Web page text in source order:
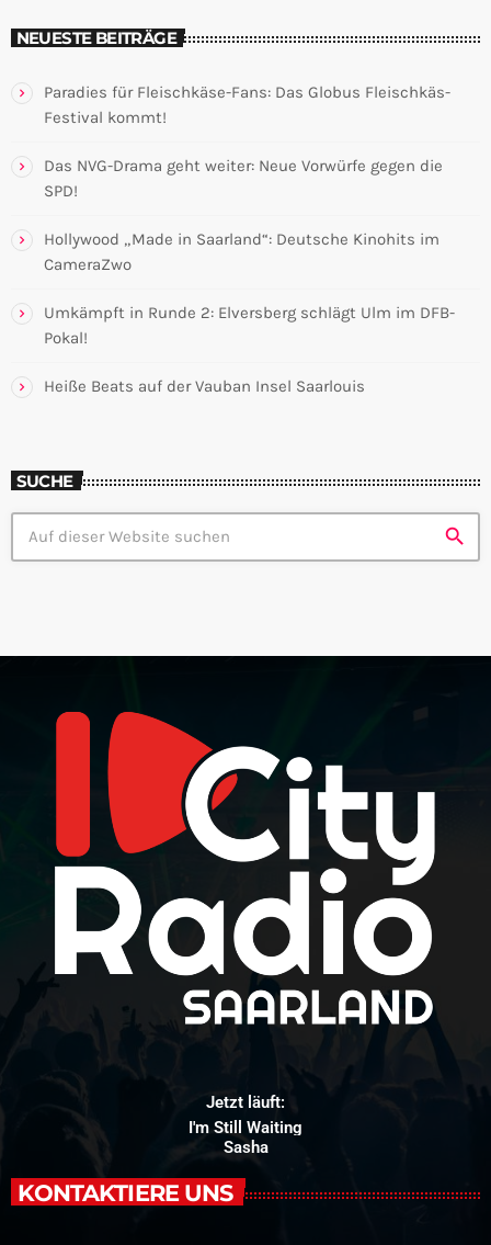
NEUESTE BEITRÄGE
Paradies für Fleischkäse-Fans: Das Globus Fleischkäs-
Festival kommt!
Das NVG-Drama geht weiter: Neue Vorwürfe gegen die
SPD!
Hollywood „Made in Saarland“: Deutsche Kinohits im
CameraZwo
Umkämpft in Runde 2: Elversberg schlägt Ulm im DFB-
Pokal!
Heiße Beats auf der Vauban Insel Saarlouis
SUCHE
search
Jetzt läuft:
I'm Still Waiting
Sasha
KONTAKTIERE UNS